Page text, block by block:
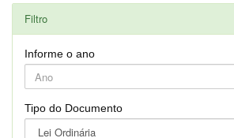
Filtro
Informe o ano
Tipo do Documento